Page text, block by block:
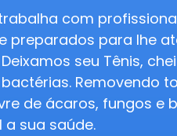
com
preparados para lhe
seu Tênis,
Removendo
de ácaros, fungos e
a sua saúde.